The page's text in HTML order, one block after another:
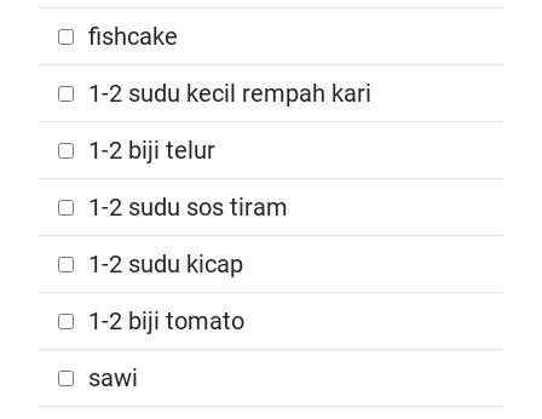
fishcake
1-2 sudu kecil rempah kari
1-2 biji telur
1-2 sudu sos tiram
1-2 sudu kicap
1-2 biji tomato
sawi